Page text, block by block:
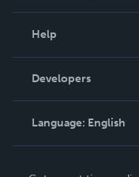
Podcast
Help
Order Lookup
Knowledge Base
Contact Support
Developers
Language: English